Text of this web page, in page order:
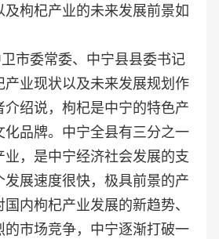
及枸杞产业的未来发展前景如
市委常委、中宁县县委书记
产业现状以及未来发展规划作
介绍说，枸杞是中宁的特色产
化品牌。中宁全县有三分之一
业，是中宁经济社会发展的支
发展速度很快，极具前景的产
内枸杞产业发展的新趋势、
的市场竞争，中宁逐渐打破一